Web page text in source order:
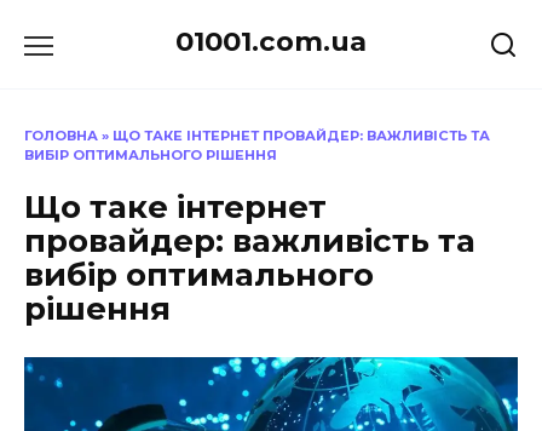
до
01001.com.ua
ГОЛОВНА » ЩО ТАКЕ ІНТЕРНЕТ ПРОВАЙДЕР: ВАЖЛИВІСТЬ ТА
ВИБІР ОПТИМАЛЬНОГО РІШЕННЯ
Що таке інтернет
провайдер: важливість та
вибір оптимального
рішення